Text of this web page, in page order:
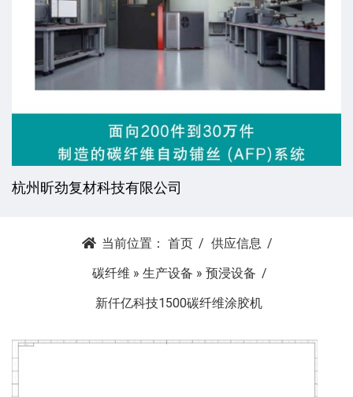
杭州昕劲复材科技有限公司
当前位置： 首页
供应信息
碳纤维 » 生产设备 » 预浸设备
新仟亿科技1500碳纤维涂胶机